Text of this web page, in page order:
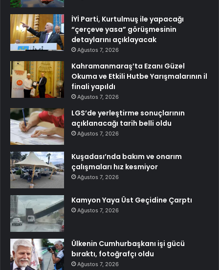
İYİ Parti, Kurtulmuş ile yapacağı
“çerçeve yasa” görüşmesinin
detaylarını açıklayacak
Ağustos 7, 2026
Kahramanmaraş’ta Ezanı Güzel
Okuma ve Etkili Hutbe Yarışmalarının il
finali yapıldı
Ağustos 7, 2026
LGS’de yerleştirme sonuçlarının
açıklanacağı tarih belli oldu
Ağustos 7, 2026
Kuşadası’nda bakım ve onarım
çalışmaları hız kesmiyor
Ağustos 7, 2026
Kamyon Yaya Üst Geçidine Çarptı
Ağustos 7, 2026
Ülkenin Cumhurbaşkanı işi gücü
bıraktı, fotoğrafçı oldu
Ağustos 7, 2026